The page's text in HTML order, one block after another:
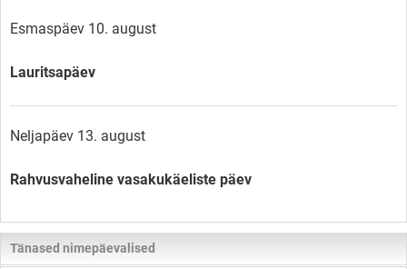
Esmaspäev 10. august
Lauritsapäev
Neljapäev 13. august
Rahvusvaheline vasakukäeliste päev
Tänased nimepäevalised